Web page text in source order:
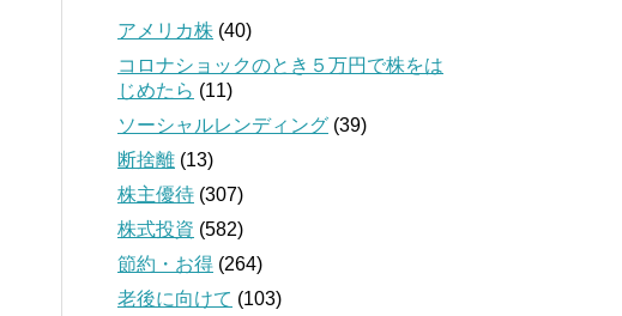
アメリカ株 (40)
コロナショックのとき５万円で株をは
じめたら (11)
ソーシャルレンディング (39)
断捨離 (13)
株主優待 (307)
株式投資 (582)
節約・お得 (264)
老後に向けて (103)